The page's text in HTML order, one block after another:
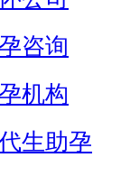
咨询
机构
生助孕